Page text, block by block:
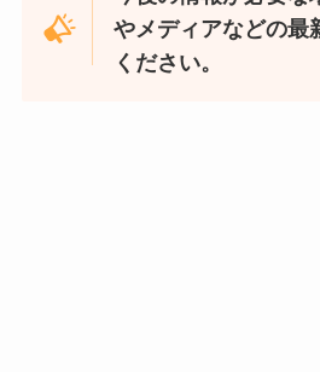
やメディアなどの最
ください。